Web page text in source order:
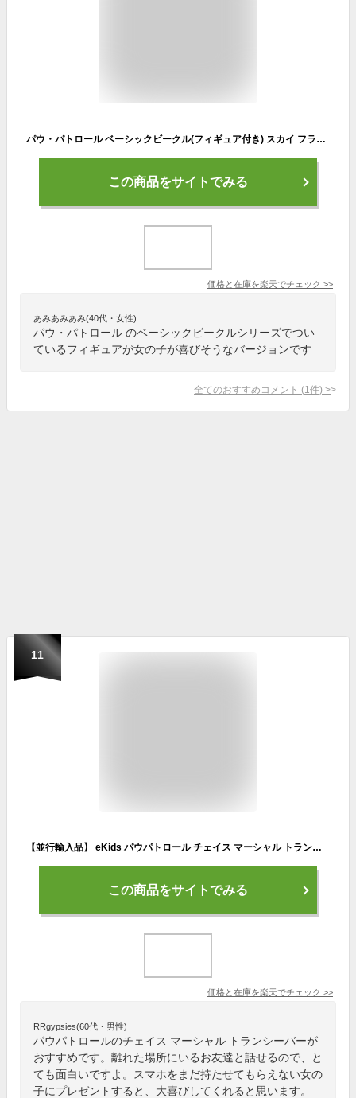
パウ・パトロール ベーシックビークル(フィギュア付き) スカイ フライングヘリ | おもちゃ 男の子 女の子 3歳 玩具 おすすめ
この商品をサイトでみる
価格と在庫を楽天でチェック >>
あみあみあみ(40代・女性)
パウ・パトロール のベーシックビークルシリーズでつい
ているフィギュアが女の子が喜びそうなバージョンです
全てのおすすめコメント (1 件) >
11
【並行輸入品】 eKids パウパトロール チェイス マーシャル トランシーバー 2人の子供トランシーバー セット 幼児向けの優れたトランシーバー おもちゃ
この商品をサイトでみる
価格と在庫を楽天でチェック >>
RRgypsies(60代・男性)
パウパトロールのチェイス マーシャル トランシーバーが
おすすめです。離れた場所にいるお友達と話せるので、と
ても面白いですよ。スマホをまだ持たせてもらえない女の
子にプレゼントすると、大喜びしてくれると思います。